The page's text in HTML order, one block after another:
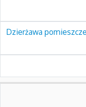
Dzierżawa